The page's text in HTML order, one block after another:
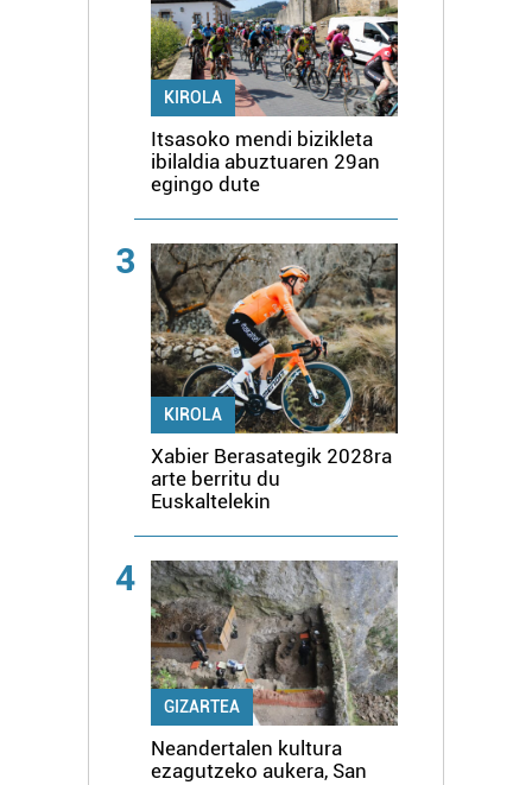
KIROLA
Itsasoko mendi bizikleta
ibilaldia abuztuaren 29an
egingo dute
3
KIROLA
Xabier Berasategik 2028ra
arte berritu du
Euskaltelekin
4
GIZARTEA
Neandertalen kultura
ezagutzeko aukera, San